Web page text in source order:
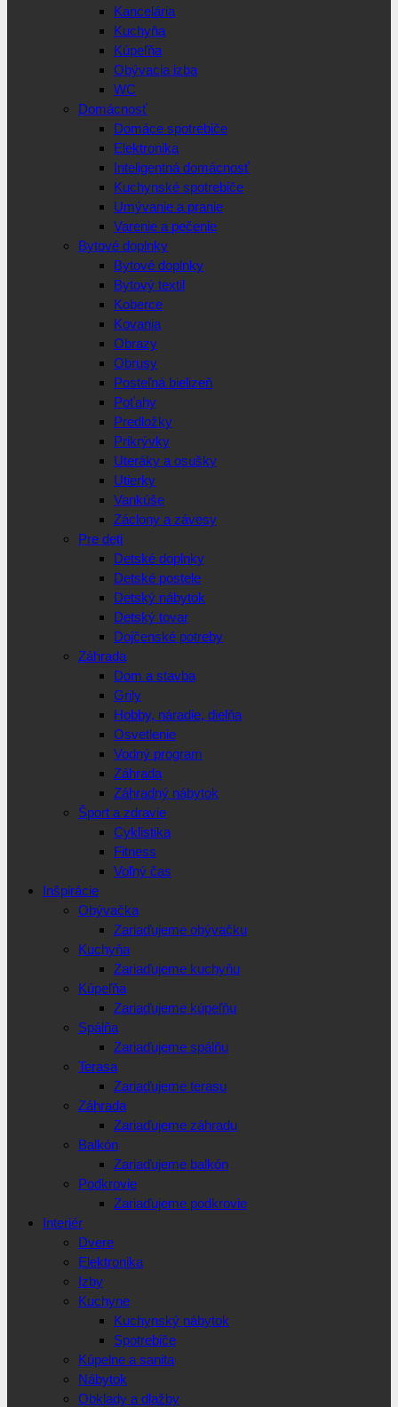
Kancelária
Kuchyňa
Kúpeľňa
Obývacia izba
WC
Domácnosť
Domáce spotrebiče
Elektronika
Inteligentná domácnosť
Kuchynské spotrebiče
Umývanie a pranie
Varenie a pečenie
Bytové doplnky
Bytové doplnky
Bytový textil
Koberce
Kovania
Obrazy
Obrusy
Posteľná bielizeň
Poťahy
Predložky
Prikrývky
Uteráky a osušky
Utierky
Vankúše
Záclony a závesy
Pre deti
Detské doplnky
Detské postele
Detský nábytok
Detský tovar
Dojčenské potreby
Záhrada
Dom a stavba
Grily
Hobby, náradie, dielňa
Osvetlenie
Vodný program
Záhrada
Záhradný nábytok
Šport a zdravie
Cyklistika
Fitness
Voľný čas
Inšpirácie
Obývačka
Zariaďujeme obývačku
Kuchyňa
Zariaďujeme kuchyňu
Kúpeľňa
Zariaďujeme kúpeľňu
Spálňa
Zariaďujeme spálňu
Terasa
Zariaďujeme terasu
Záhrada
Zariaďujeme záhradu
Balkón
Zariaďujeme balkón
Podkrovie
Zariaďujeme podkrovie
Interiér
Dvere
Elektronika
Izby
Kuchyne
Kuchynský nábytok
Spotrebiče
Kúpelne a sanita
Nábytok
Obklady a dlažby